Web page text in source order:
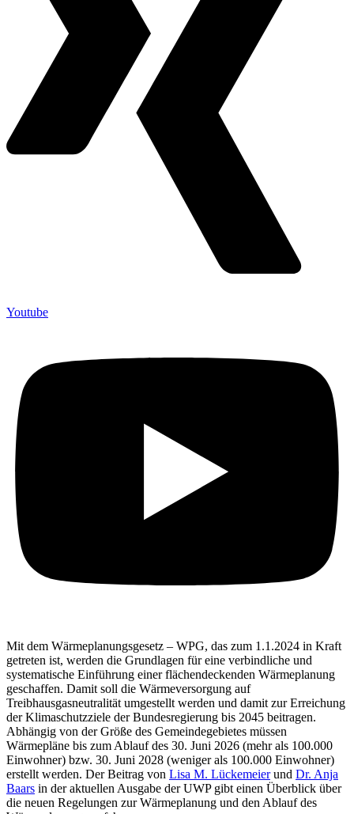
Youtube
Mit dem Wärmeplanungsgesetz – WPG, das zum 1.1.2024 in Kraft
getreten ist, werden die Grundlagen für eine verbindliche und
systematische Einführung einer flächendeckenden Wärmeplanung
geschaffen. Damit soll die Wärmeversorgung auf
Treibhausgasneutralität umgestellt werden und damit zur Erreichung
der Klimaschutzziele der Bundesregierung bis 2045 beitragen.
Abhängig von der Größe des Gemeindegebietes müssen
Wärmepläne bis zum Ablauf des 30. Juni 2026 (mehr als 100.000
Einwohner) bzw. 30. Juni 2028 (weniger als 100.000 Einwohner)
erstellt werden. Der Beitrag von Lisa M. Lückemeierund Dr. Anja
Baars in der aktuellen Ausgabe der UWP gibt einen Überblick über
die neuen Regelungen zur Wärmeplanung und den Ablauf des